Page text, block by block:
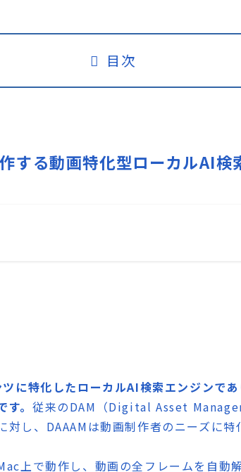
目次
する動画特化型ローカルAI検
に特化したローカルAI検索エンジンで
。 従来のDAM（Digital Asset
対し、DAAAMは動画制作者のニーズに特
上で動作し、動画の全フレームを自動